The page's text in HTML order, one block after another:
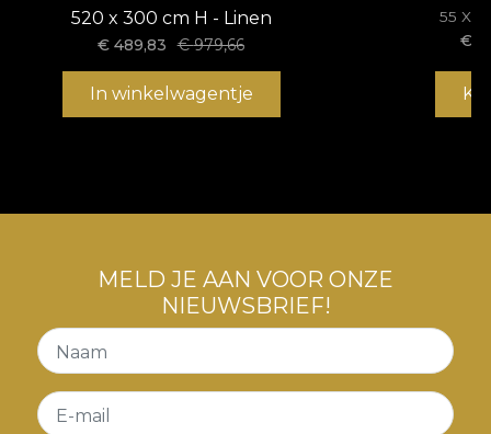
520 x 300 cm H - Linen
€489,83 €979,66
In winkelwagentje
55 X
€
MELD JE AAN VOOR ONZE
NIEUWSBRIEF!
Naam
E-mail